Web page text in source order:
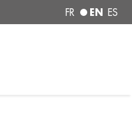
FR EN ES